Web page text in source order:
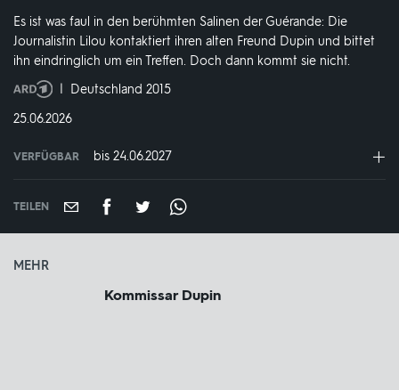
Es ist was faul in den berühmten Salinen der Guérande: Die
Journalistin Lilou kontaktiert ihren alten Freund Dupin und bittet
ihn eindringlich um ein Treffen. Doch dann kommt sie nicht.
Produktionsland
und
jahr:
Deutschland 2015
DATUM:
25.06.2026
VERFÜGBAR bis 24.06.2027
TEILEN
MEHR
Kommissar Dupin